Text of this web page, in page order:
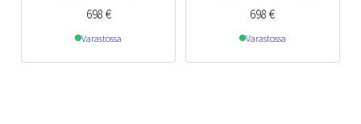
698 €
Varastossa
698€
Varastossa